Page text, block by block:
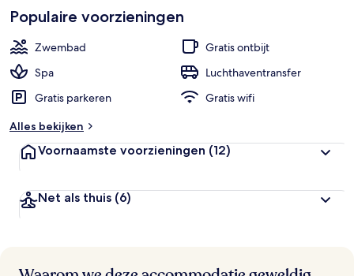
Populaire voorzieningen
Zwembad
Gratis ontbijt
Spa
Luchthaventransfer
Gratis parkeren
Gratis wifi
Alles bekijken
Voornaamste voorzieningen (12)
Net als thuis (6)